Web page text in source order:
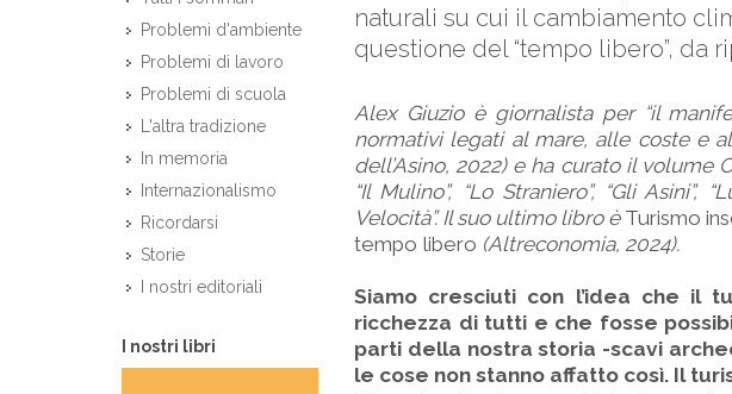
Problemi d'ambiente
Problemi di lavoro
Problemi di scuola
L'altra tradizione
In memoria
Internazionalismo
Ricordarsi
Storie
I nostri editoriali
I nostri libri
naturali su cui il cambiamento
questione del “tempo libero”, da
Alex Giuzio è giornalista per “il
normativi legati al mare, alle coste e
dell’Asino, 2022) e ha curato il volume
“Il Mulino”, “Lo Straniero”, “Gli
Velocità”. Il suo ultimo libro è Turismo
tempo libero (Altreconomia, 2024).
Siamo cresciuti con l’idea che il
ricchezza di tutti e che fosse
parti della nostra storia -scavi
le cose non stanno affatto così. Il